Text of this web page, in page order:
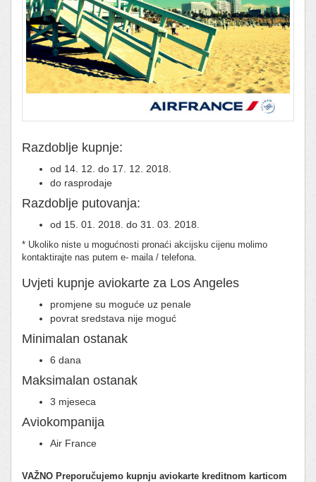
Razdoblje kupnje:
od 14. 12. do 17. 12. 2018.
do rasprodaje
Razdoblje putovanja:
od 15. 01. 2018. do 31. 03. 2018.
* Ukoliko niste u mogućnosti pronaći akcijsku cijenu molimo
kontaktirajte nas putem e- maila / telefona.
Uvjeti kupnje aviokarte za Los Angeles
promjene su moguće uz penale
povrat sredstava nije moguć
Minimalan ostanak
6 dana
Maksimalan ostanak
3 mjeseca
Aviokompanija
Air France
VAŽNO Preporučujemo kupnju aviokarte kreditnom karticom